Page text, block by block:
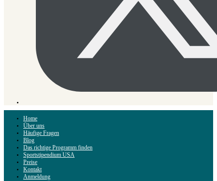
Home
Über uns
Häufige Fragen
Blog
Das richtige Programm finden
Sportstipendium USA
Preise
Kontakt
Anmeldung